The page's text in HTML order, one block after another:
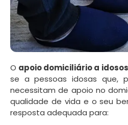
O apoio domiciliário a
se a pessoas idosas que,
necessitam de apoio no
qualidade de vida e o seu
resposta adequada para: